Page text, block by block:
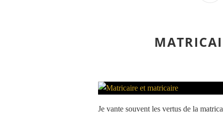
Je vante souvent les vertus de la